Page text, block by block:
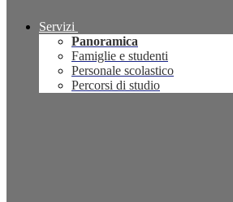
Servizi
Panoramica
Famiglie e studenti
Personale scolastico
Percorsi di studio